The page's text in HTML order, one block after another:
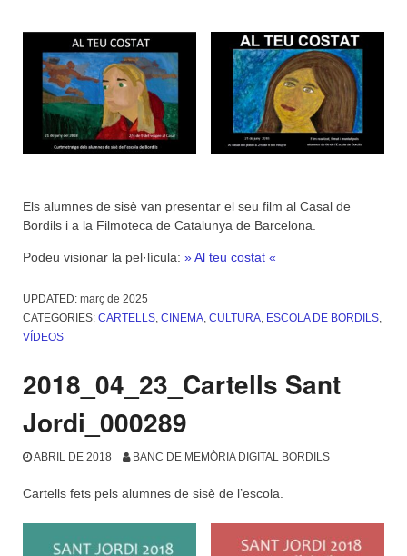
Els alumnes de sisè van presentar el seu film al Casal de
Bordils i a la Filmoteca de Catalunya de Barcelona.
Podeu visionar la pel·lícula: » Al teu costat «
UPDATED: març de 2025
CATEGORIES: CARTELLS, CINEMA, CULTURA, ESCOLA DE BORDILS,
VÍDEOS
2018_04_23_Cartells Sant
Jordi_000289
ABRIL DE 2018 BANC DE MEMÒRIA DIGITAL BORDILS
Cartells fets pels alumnes de sisè de l’escola.